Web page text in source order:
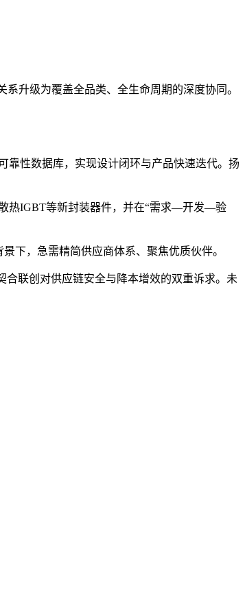
升级为覆盖全品类、全生命周期的深度协同。
靠性数据库，实现设计闭环与产品快速迭代。扬
热IGBT等新封装器件，并在“需求—开发—验
下，急需精简供应商体系、聚焦优质伙伴。
联创对供应链安全与降本增效的双重诉求。未